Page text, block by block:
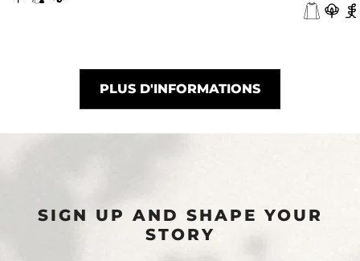
PLUS D'INFORMATIONS
SIGN UP AND SHAPE YOUR
STORY